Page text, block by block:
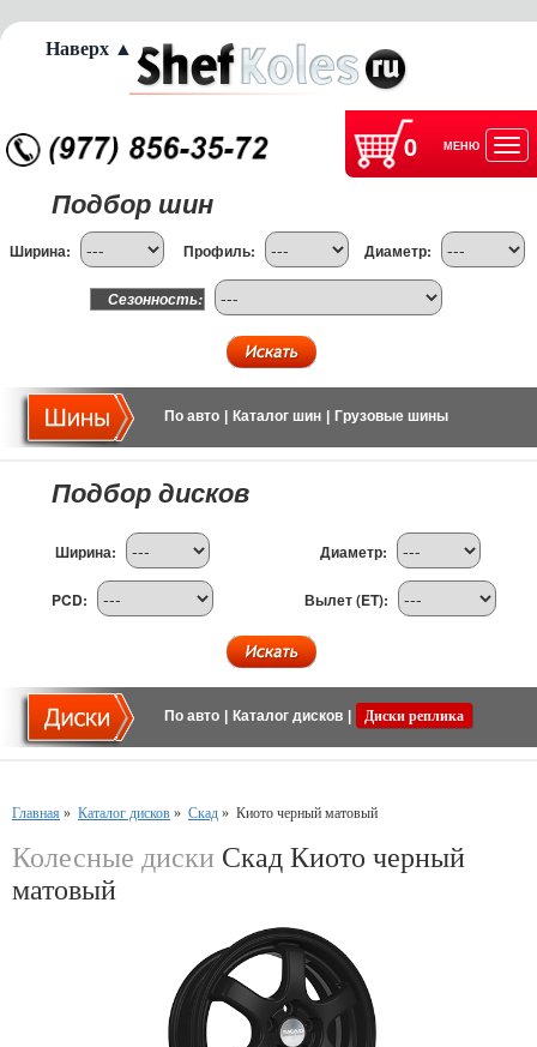
0 МЕНЮ
Подбор шин
Ширина: Профиль: Диаметр:
Сезонность:
По авто Каталог шин Грузовые шины
Подбор дисков
Ширина: Диаметр:
PCD: Вылет (ET):
По авто Каталог дисков Диски реплика
Главная » Каталог дисков » Скад » Киото черный матовый
Колесные диски Скад Киото черный
матовый
Наверх ▲